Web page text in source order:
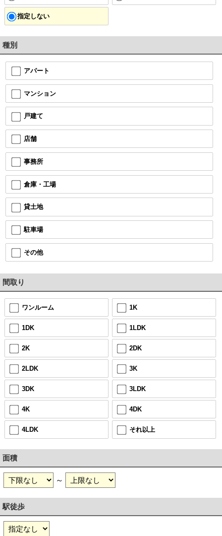
指定しない
種別
アパート
マンション
戸建て
店舗
事務所
倉庫・工場
貸土地
駐車場
その他
間取り
ワンルーム 1K
1DK 1LDK
2K 2DK
2LDK 3K
3DK 3LDK
4K 4DK
4LDK それ以上
面積
～
駅徒歩